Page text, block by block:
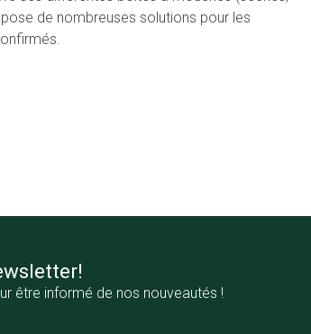
de nombreuses solutions pour les
être informé de nos nouveautés !